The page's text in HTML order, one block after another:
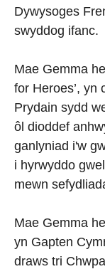
Dywysoges
swyddog ifanc.
Mae Gemma
for Heroes’, yn
Prydain sydd
ôl dioddef
ganlyniad i'w
i hyrwyddo
mewn
Mae Gemma
yn Gapten
draws tri